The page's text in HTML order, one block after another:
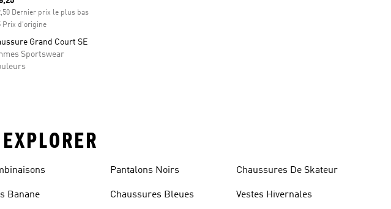
Dernier prix le plus bas
Prix d'origine
Grand Court SE
Sportswear
Banane
Pantalons Noirs
Chaussures Bleues
Chaussures De Skateur
Vestes Hivernales